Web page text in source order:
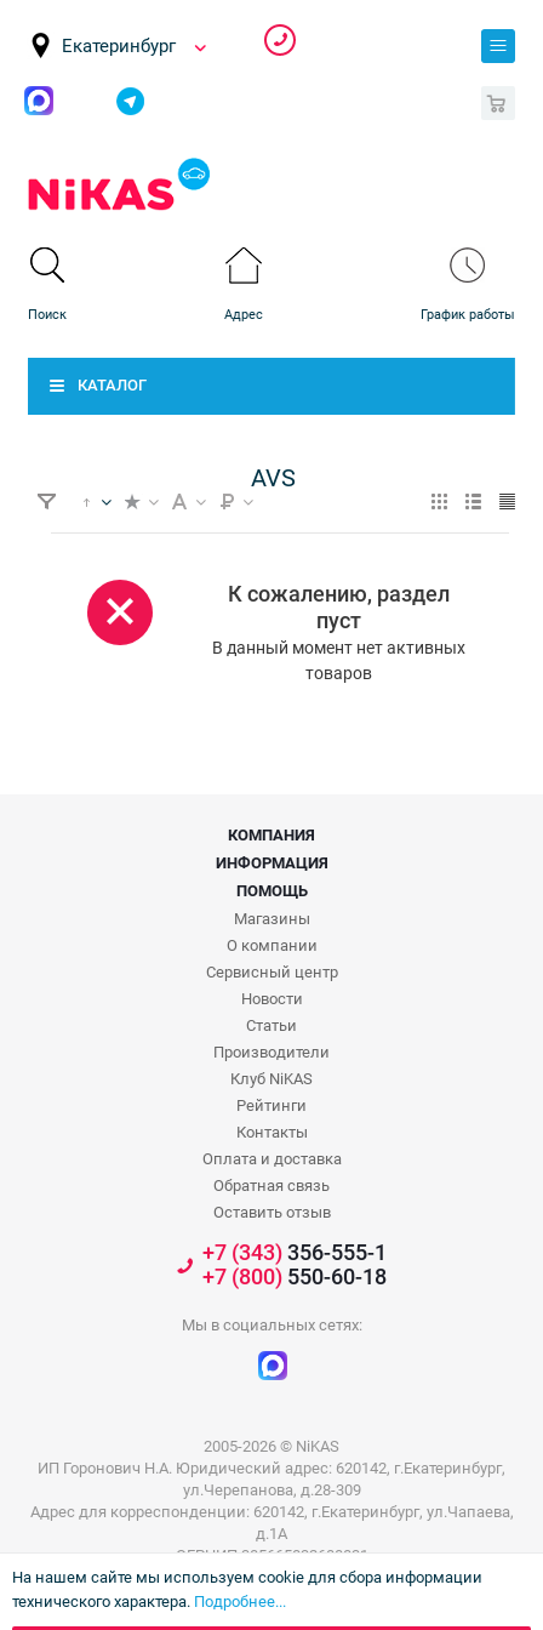
Екатеринбург
КАТАЛОГ
AVS
К сожалению, раздел
пуст
В данный момент нет активных
товаров
КОМПАНИЯ
ИНФОРМАЦИЯ
ПОМОЩЬ
Магазины
О компании
Сервисный центр
Новости
Статьи
Производители
Клуб NiKAS
Рейтинги
Контакты
Оплата и доставка
Обратная связь
Оставить отзыв
+7 (343)356-555-1
+7 (800)550-60-18
Мы в социальных сетях:
2005-2026 © NiKAS
ИП Горонович Н.А. Юридический адрес: 620142, г.Екатеринбург,
ул.Черепанова, д.28-309
Адрес для корреспонденции: 620142, г.Екатеринбург, ул.Чапаева,
д.1А
ОГРНИП 305665832600031
ИНН 665801802803
На нашем сайте мы используем cookie для сбора информации
технического характера. Подробнее...